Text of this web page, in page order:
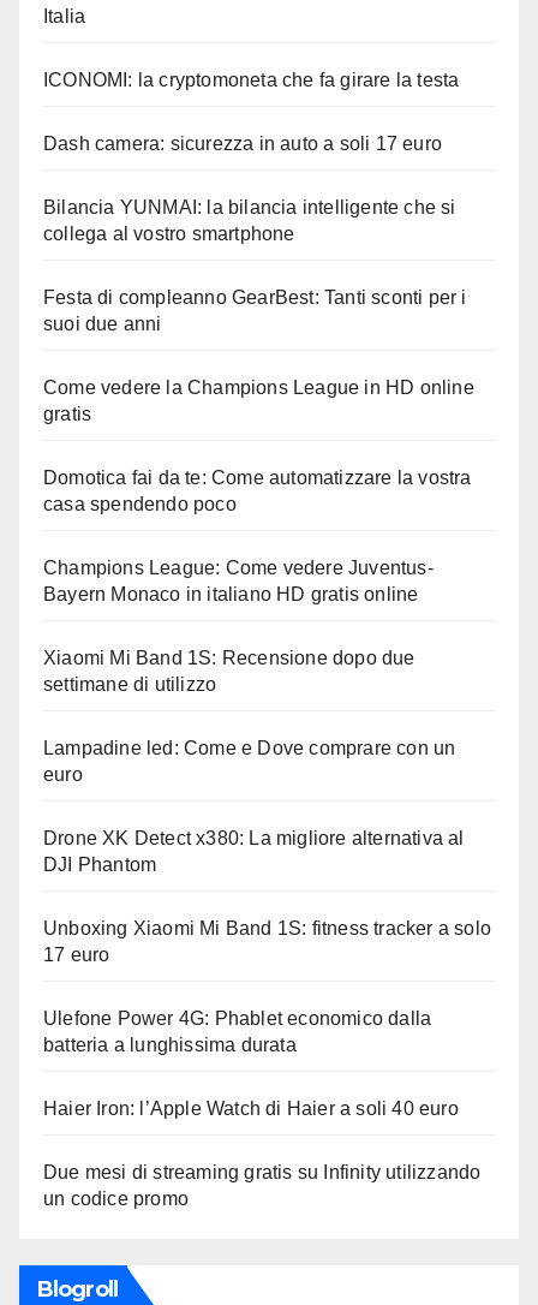
Italia
ICONOMI: la cryptomoneta che fa girare la testa
Dash camera: sicurezza in auto a soli 17 euro
Bilancia YUNMAI: la bilancia intelligente che si
collega al vostro smartphone
Festa di compleanno GearBest: Tanti sconti per i
suoi due anni
Come vedere la Champions League in HD online
gratis
Domotica fai da te: Come automatizzare la vostra
casa spendendo poco
Champions League: Come vedere Juventus-
Bayern Monaco in italiano HD gratis online
Xiaomi Mi Band 1S: Recensione dopo due
settimane di utilizzo
Lampadine led: Come e Dove comprare con un
euro
Drone XK Detect x380: La migliore alternativa al
DJI Phantom
Unboxing Xiaomi Mi Band 1S: fitness tracker a solo
17 euro
Ulefone Power 4G: Phablet economico dalla
batteria a lunghissima durata
Haier Iron: l’Apple Watch di Haier a soli 40 euro
Due mesi di streaming gratis su Infinity utilizzando
un codice promo
Blogroll